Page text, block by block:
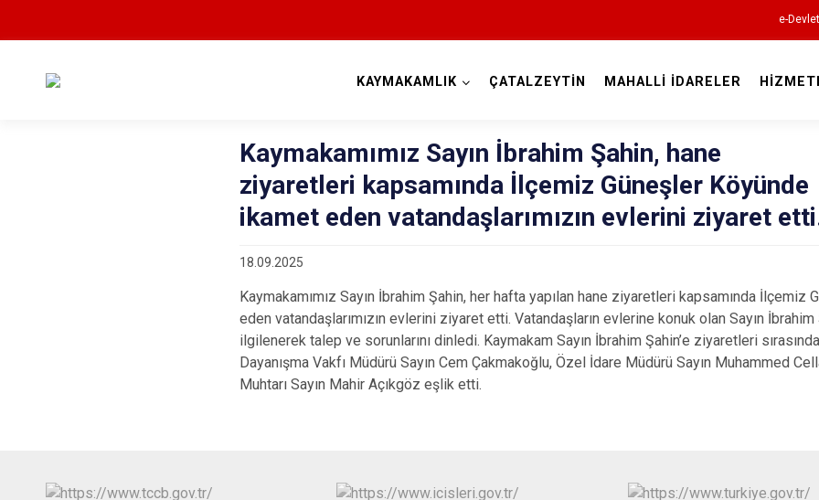
e-Devlet
Araç
Azdavay
Bozkurt
Devrekani
KAYMAKAMLIK ÇATALZEYTİN MAHALLİ İDARELER
Kaymakamımız Sayın İbrahim Şahin, hane
ziyaretleri kapsamında İlçemiz Güneşler Köyünde
ikamet eden vatandaşlarımızın evlerini ziyaret
18.09.2025
Kaymakamımız Sayın İbrahim Şahin, her hafta yapılan hane ziyaretleri kapsamında İlçemiz
eden vatandaşlarımızın evlerini ziyaret etti. Vatandaşların evlerine konuk olan Sayın
ilgilenerek talep ve sorunlarını dinledi. Kaymakam Sayın İbrahim Şahin’e ziyaretleri
Dayanışma Vakfı Müdürü Sayın Cem Çakmakoğlu, Özel İdare Müdürü Sayın Muhammed
Muhtarı Sayın Mahir Açıkgöz eşlik etti.